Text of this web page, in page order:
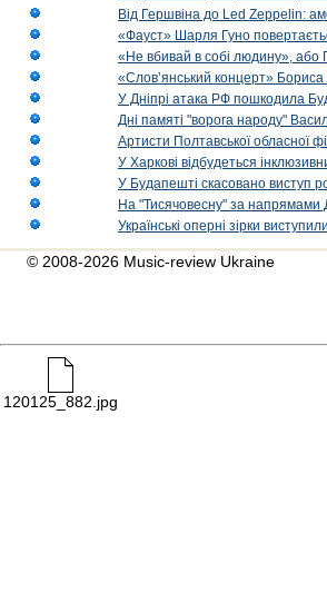
Від Гершвіна до Led Zeppelin:
«Фауст» Шарля Гуно
«Не вбивай в собі людину», або
«Слов’янський концерт»
У Дніпрі атака РФ пошкодила
Дні памяті "ворога народу"
Артисти Полтавської обласної
У Харкові відбудеться
У Будапешті скасовано виступ
На "Тисячовесну" за напрямами
Українські оперні зірки
© 2008-2026 Music-review Ukraine
120125_882.jpg